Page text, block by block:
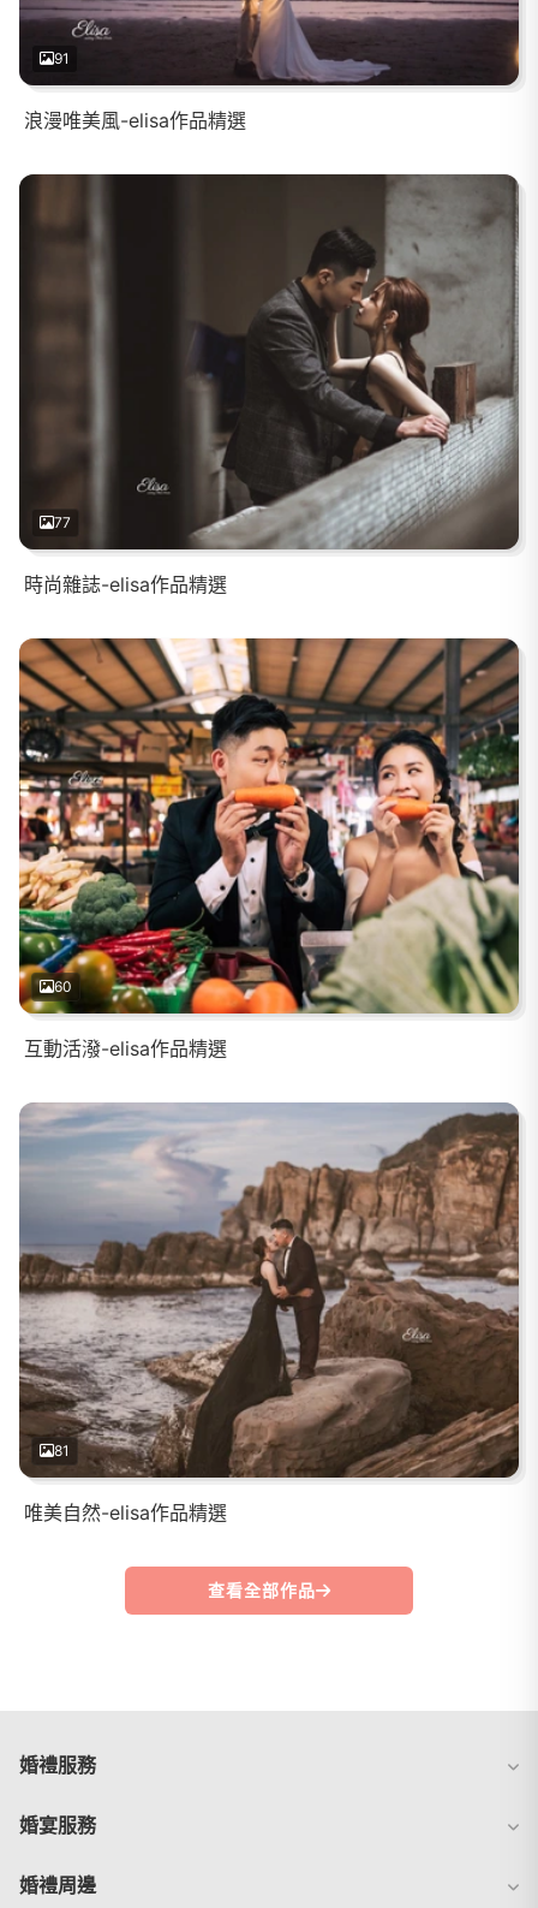
91
浪漫唯美風-elisa作品精選
77
時尚雜誌-elisa作品精選
60
互動活潑-elisa作品精選
81
唯美自然-elisa作品精選
查看全部作品
婚禮服務
婚宴服務
婚禮周邊